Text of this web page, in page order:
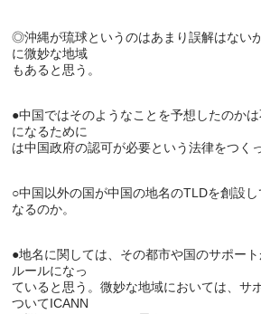
◎沖縄が琉球というのはあまり誤解はない
に微妙な地域
●中国ではそのようなことを予想したのか
になるために
○中国以外の国が中国の地名のTLDを創設
●地名に関しては、その都市や国のサポー
ルールになっ
ていると思う。微妙な地域においては、サ
ついてICANN